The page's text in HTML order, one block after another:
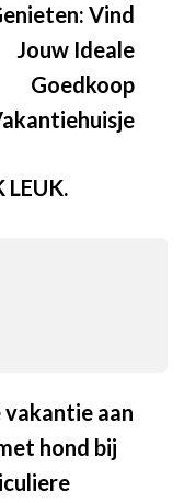
Vind
Jouw Ideale
Goedkoop
LEUK.
vakantie aan
hond bij